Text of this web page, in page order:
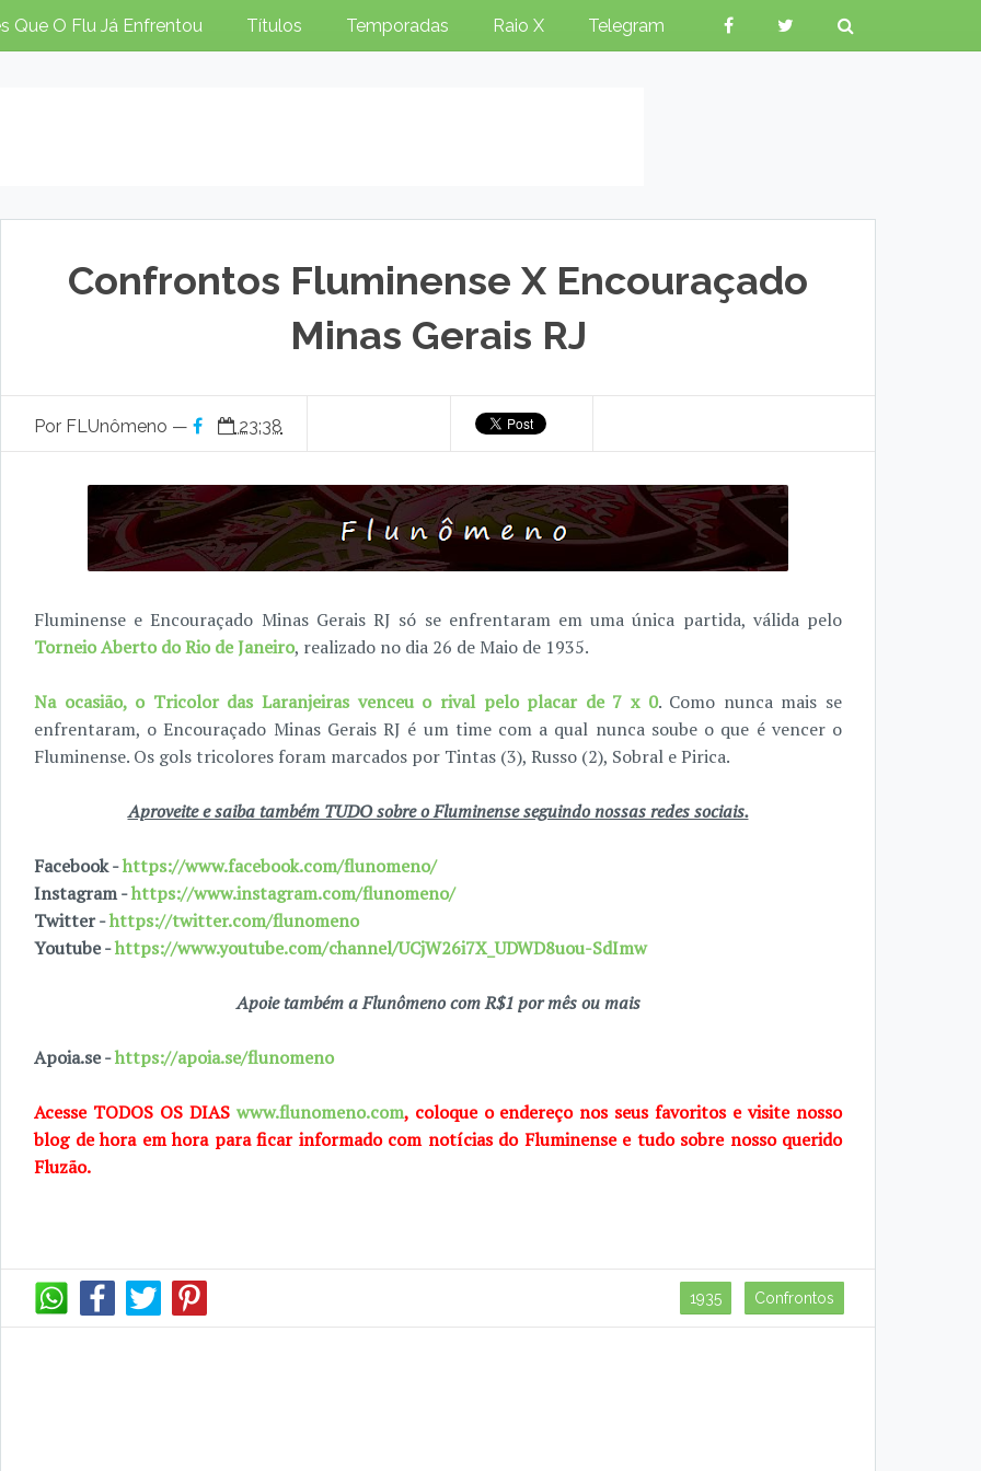
Que O Flu Já Enfrentou Títulos Temporadas Raio X Telegram
Confrontos Fluminense X Encouraçado
Minas Gerais RJ
Por FLUnômeno — 23:38
Fluminense e Encouraçado Minas Gerais RJ só se enfrentaram em uma única partida, válida pelo
Torneio Aberto do Rio de Janeiro, realizado no dia 26 de Maio de 1935.
Na ocasião, o Tricolor das Laranjeiras venceu o rival pelo placar de 7 x 0. Como nunca mais se
enfrentaram, o Encouraçado Minas Gerais RJ é um time com a qual nunca soube o que é vencer o
Fluminense. Os gols tricolores foram marcados por Tintas (3), Russo (2), Sobral e Pirica.
Aproveite e saiba também TUDO sobre o Fluminense seguindo nossas redes sociais.
Facebook -https://www.facebook.com/flunomeno/
Instagram -https://www.instagram.com/flunomeno/
Twitter -https://twitter.com/flunomeno
Youtube -https://www.youtube.com/channel/UCjW26i7X_UDWD8uou-SdImw
Apoie também a Flunômeno com R$1 por mês ou mais
Apoia.se -https://apoia.se/flunomeno
Acesse TODOS OS DIAS www.flunomeno.com, coloque o endereço nos seus favoritos e visite nosso
blog de hora em hora para ficar informado com notícias do Fluminense e tudo sobre nosso querido
Fluzão.
1935 Confrontos